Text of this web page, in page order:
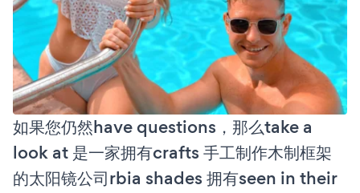
如果您仍然have questions，那么take a
look at 是一家拥有crafts 手工制作木制框架
的太阳镜公司rbia shades 拥有seen in their